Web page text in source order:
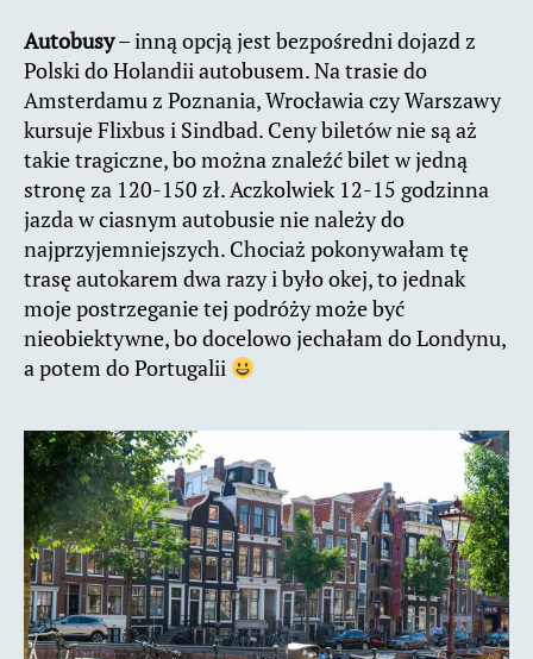
Autobusy– inną opcją jest bezpośredni dojazd z
Polski do Holandii autobusem. Na trasie do
Amsterdamu z Poznania, Wrocławia czy Warszawy
kursuje Flixbus i Sindbad. Ceny biletów nie są aż
takie tragiczne, bo można znaleźć bilet w jedną
stronę za 120-150 zł. Aczkolwiek 12-15 godzinna
jazda w ciasnym autobusie nie należy do
najprzyjemniejszych. Chociaż pokonywałam tę
trasę autokarem dwa razy i było okej, to jednak
moje postrzeganie tej podróży może być
nieobiektywne, bo docelowo jechałam do Londynu,
a potem do Portugalii